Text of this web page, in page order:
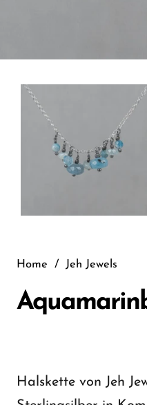
Home / Jeh Jewels
Halskette von Jeh